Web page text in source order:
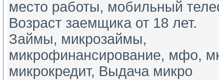
место работы, мобильный
Возраст заемщика от 18 лет.
Займы, микрозаймы,
микрофинансирование, мфо,
микрокредит, Выдача микро